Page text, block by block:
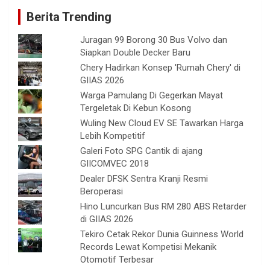
Berita Trending
Juragan 99 Borong 30 Bus Volvo dan
Siapkan Double Decker Baru
Chery Hadirkan Konsep 'Rumah Chery' di
GIIAS 2026
Warga Pamulang Di Gegerkan Mayat
Tergeletak Di Kebun Kosong
Wuling New Cloud EV SE Tawarkan Harga
Lebih Kompetitif
Galeri Foto SPG Cantik di ajang
GIICOMVEC 2018
Dealer DFSK Sentra Kranji Resmi
Beroperasi
Hino Luncurkan Bus RM 280 ABS Retarder
di GIIAS 2026
Tekiro Cetak Rekor Dunia Guinness World
Records Lewat Kompetisi Mekanik
Otomotif Terbesar